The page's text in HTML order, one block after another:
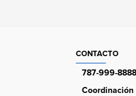
CONTACTO
787-999-8888